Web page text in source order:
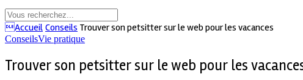
Accueil Conseils Trouver son petsitter sur le web pour les vacances
ConseilsVie pratique
Trouver son petsitter sur le web pour les